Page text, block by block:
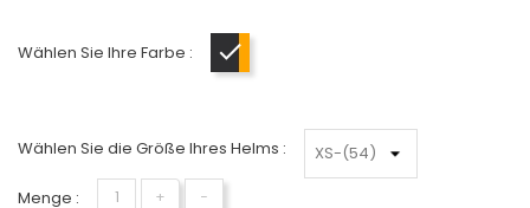
Wählen Sie Ihre Farbe :
Wählen Sie die Größe Ihres Helms :
Menge : + −